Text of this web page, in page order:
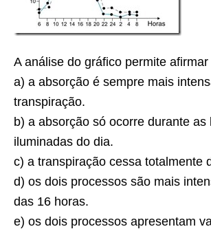
A análise do gráfico permite afirmar
a) a absorção é sempre mais
transpiração.
b) a absorção só ocorre durante as
iluminadas do dia.
c) a transpiração cessa totalmente
d) os dois processos são mais
das 16 horas.
e) os dois processos apresentam